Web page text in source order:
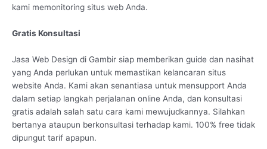
kami memonitoring situs web Anda.
Gratis Konsultasi
Jasa Web Design di Gambir siap memberikan guide dan nasihat
yang Anda perlukan untuk memastikan kelancaran situs
website Anda. Kami akan senantiasa untuk mensupport Anda
dalam setiap langkah perjalanan online Anda, dan konsultasi
gratis adalah salah satu cara kami mewujudkannya. Silahkan
bertanya ataupun berkonsultasi terhadap kami. 100% free tidak
dipungut tarif apapun.